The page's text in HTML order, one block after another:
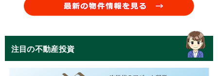
注目の不動産投資